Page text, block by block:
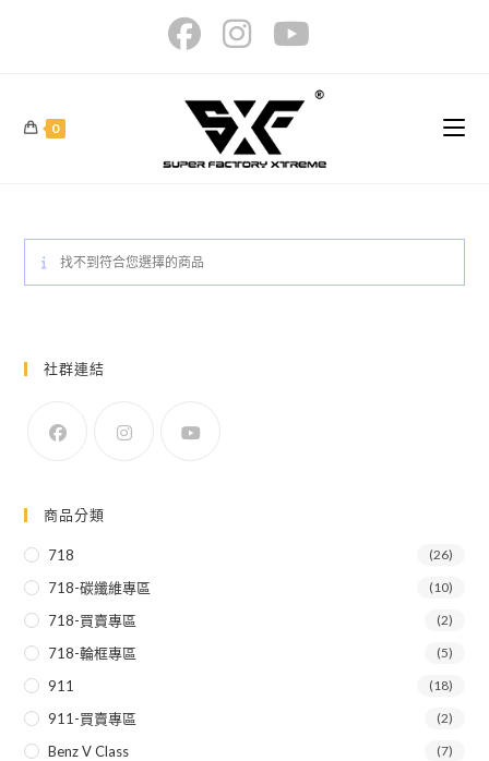
0
找不到符合您選擇的商品
社群連結
商品分類
718 (26)
718-碳纖維專區 (10)
718-買賣專區 (2)
718-輪框專區 (5)
911 (18)
911-買賣專區 (2)
Benz V Class (7)